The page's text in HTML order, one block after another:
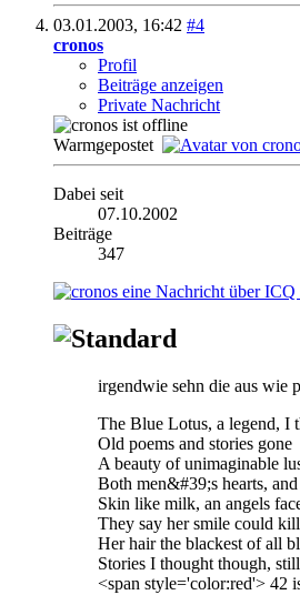
03.01.2003, 16:42 #4
cronos
Profil
Beiträge anzeigen
Private Nachricht
Warmgepostet
Dabei seit
07.10.2002
Beiträge
347
irgendwie sehn die aus wie
The Blue Lotus, a legend, I
Old poems and stories gone
A beauty of unimaginable
Both men&#39;s hearts,
Skin like milk, an angels
They say her smile could kill
Her hair the blackest of all
Stories I thought though, still
<span style='color:red'> 42